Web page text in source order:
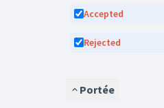
Accepted
Rejected
Portée